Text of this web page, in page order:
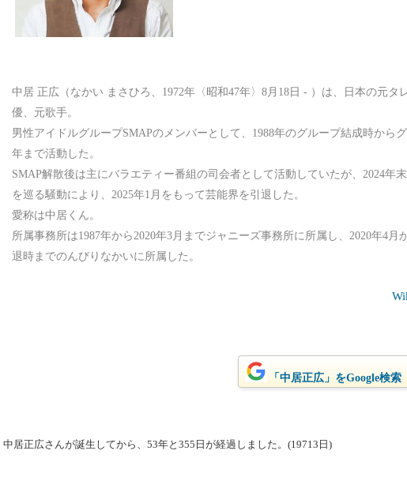
中居 正広（なかい まさひろ、1972年〈昭和47年〉8月18日 - ）は、日本の元タ
優、元歌手。
男性アイドルグループSMAPのメンバーとして、1988年のグループ結成時から
年まで活動した。
SMAP解散後は主にバラエティー番組の司会者として活動していたが、2024年
を巡る騒動により、2025年1月をもって芸能界を引退した。
愛称は中居くん。
所属事務所は1987年から2020年3月までジャニーズ事務所に所属し、2020年4月
退時までのんびりなかいに所属した。
「中居正広」をGoogle検索
中居正広さんが誕生してから、53年と355日が経過しました。(19713日)